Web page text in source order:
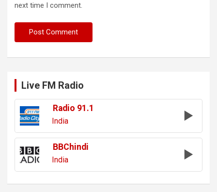
next time I comment.
Live FM Radio
Radio 91.1
India
BBChindi
India